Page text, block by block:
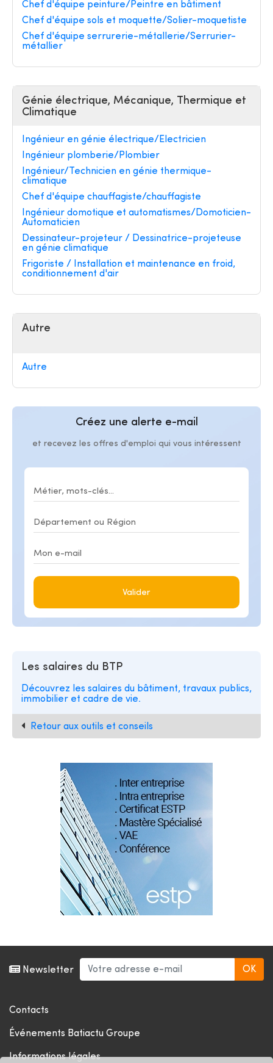
Chef d'équipe peinture/Peintre en bâtiment
Chef d'équipe sols et moquette/Solier-moquetiste
Chef d'équipe serrurerie-métallerie/Serrurier-
métallier
Génie électrique, Mécanique, Thermique et
Climatique
Ingénieur en génie électrique/Electricien
Ingénieur plomberie/Plombier
Ingénieur/Technicien en génie thermique-
climatique
Chef d'équipe chauffagiste/chauffagiste
Ingénieur domotique et automatismes/Domoticien-
Automaticien
Dessinateur-projeteur / Dessinatrice-projeteuse
en génie climatique
Frigoriste / Installation et maintenance en froid,
conditionnement d'air
Autre
Autre
Créez une alerte e-mail
et recevez les offres d'emploi qui vous intéressent
Valider
Les salaires du BTP
Découvrez les salaires du bâtiment, travaux publics,
immobilier et cadre de vie.
Retour aux outils et conseils
Newsletter
Contacts
Événements Batiactu Groupe
Informations légales